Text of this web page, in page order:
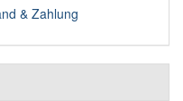
& Zahlung